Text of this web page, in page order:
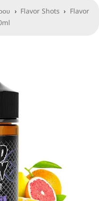
› Flavor Shots › Flavor